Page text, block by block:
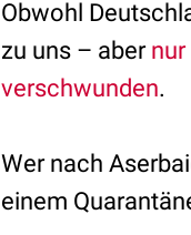
Obwohl
zu uns – aber nur
verschwunden.
Wer nach
einem